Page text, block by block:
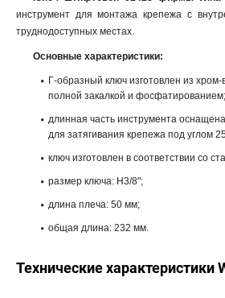
инструмент для монтажа крепежа с
труднодоступных местах.
Основные характеристики:
Г-образный ключ изготовлен из
полной закалкой и фосфатированием;
длинная часть инструмента
для затягивания крепежа под углом
ключ изготовлен в соответствии со
размер ключа: H3/8";
длина плеча: 50 мм;
общая длина: 232 мм.
Технические характеристики